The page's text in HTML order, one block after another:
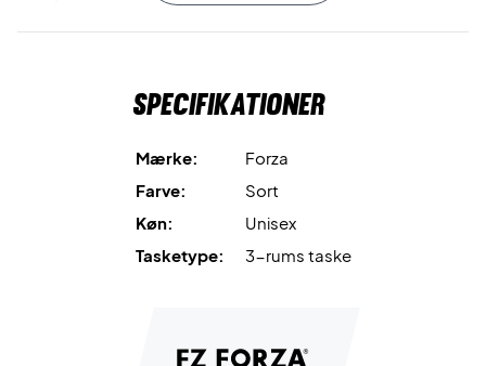
Specifikationer
Mærke:
Forza
Farve:
Sort
Køn:
Unisex
Tasketype:
3-rums taske